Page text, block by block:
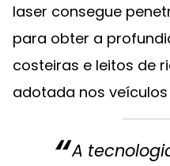
laser consegue
para obter a
costeiras e leitos de
adotada nos
A